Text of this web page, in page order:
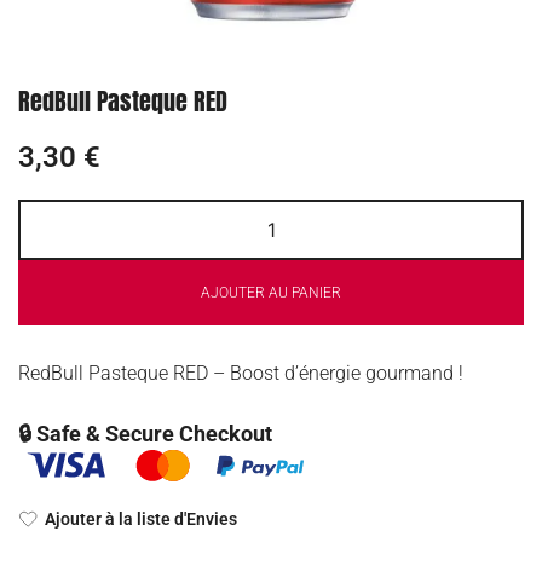
RedBull Pasteque RED
3,30 €
AJOUTER AU PANIER
RedBull Pasteque RED – Boost d’énergie gourmand !
🔒 Safe & Secure Checkout
Ajouter à la liste d'Envies